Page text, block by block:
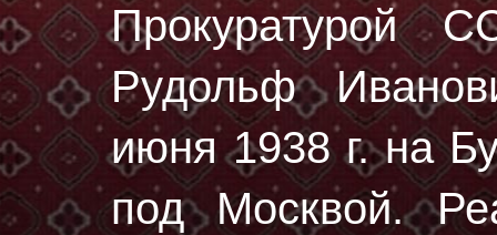
Прокуратурой
Рудольф
июня 1938 г.на
под Москвой.